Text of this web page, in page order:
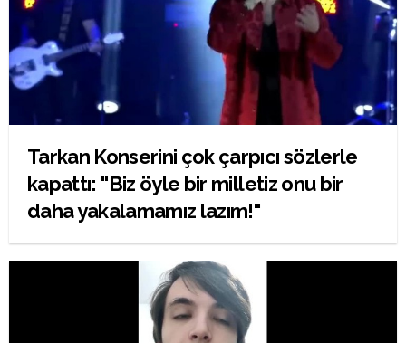
Tarkan Konserini çok çarpıcı sözlerle
kapattı: ''Biz öyle bir milletiz onu bir
daha yakalamamız lazım!"